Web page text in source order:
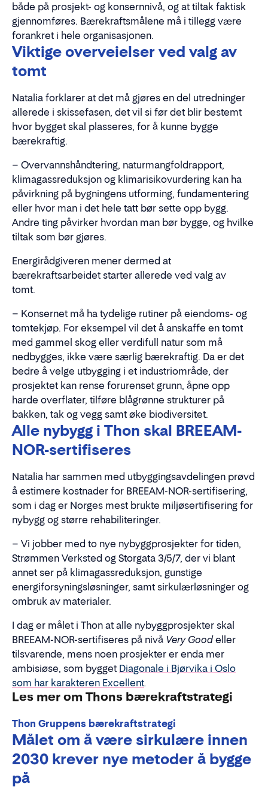
både på prosjekt- og konsernnivå, og at tiltak faktisk
gjennomføres. Bærekraftsmålene må i tillegg være
forankret i hele organisasjonen.
Viktige overveielser ved valg av
tomt
Natalia forklarer at det må gjøres en del utredninger
allerede i skissefasen, det vil si før det blir bestemt
hvor bygget skal plasseres, for å kunne bygge
bærekraftig.
– Overvannshåndtering, naturmangfoldrapport,
klimagassreduksjon og klimarisikovurdering kan ha
påvirkning på bygningens utforming, fundamentering
eller hvor man i det hele tatt bør sette opp bygg.
Andre ting påvirker hvordan man bør bygge, og hvilke
tiltak som bør gjøres.
Energirådgiveren mener dermed at
bærekraftsarbeidet starter allerede ved valg av
tomt.
– Konsernet må ha tydelige rutiner på eiendoms- og
tomtekjøp. For eksempel vil det å anskaffe en tomt
med gammel skog eller verdifull natur som må
nedbygges, ikke være særlig bærekraftig. Da er det
bedre å velge utbygging i et industriområde, der
prosjektet kan rense forurenset grunn, åpne opp
harde overflater, tilføre blågrønne strukturer på
bakken, tak og vegg samt øke biodiversitet.
Alle nybygg i Thon skal BREEAM-
NOR-sertifiseres
Natalia har sammen med utbyggingsavdelingen prøvd
å estimere kostnader for BREEAM-NOR-sertifisering,
som i dag er Norges mest brukte miljøsertifisering for
nybygg og større rehabiliteringer.
– Vi jobber med to nye nybyggprosjekter for tiden,
Strømmen Verksted og Storgata 3/5/7, der vi blant
annet ser på klimagassreduksjon, gunstige
energiforsyningsløsninger, samt sirkulærløsninger og
ombruk av materialer.
I dag er målet i Thon at alle nybyggprosjekter skal
BREEAM-NOR-sertifiseres på nivå Very Goodeller
tilsvarende, mens noen prosjekter er enda mer
ambisiøse, som bygget Diagonale i Bjørvika i Oslo
som har karakteren Excellent.
Les mer om Thons bærekraftstrategi
Thon Gruppens bærekraftstrategi
Målet om å være sirkulære innen
2030 krever nye metoder å bygge
på